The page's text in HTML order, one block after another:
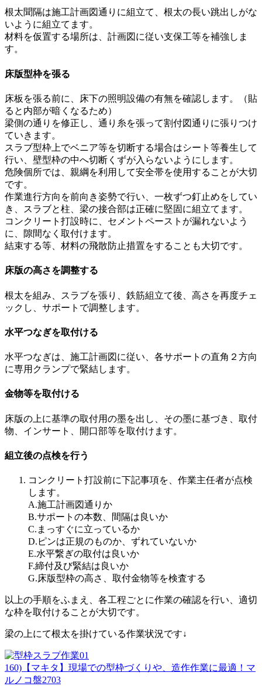
根太聞隔は施工計画図通りに組立て、根太の長い跳出しがな
いように組立てます。
材料を仮置する場所は、計画図に従い支保工等を補強しま
す。
床版型枠を張る
床板を張る前に、床下の照明設備の有無を確認します。（貼
ると内部が暗くなるため）
梁側の通りを修正し、通り糸を張って割付図通りに張りつけ
ていきます。
スラブ型枠上でベニア等を切断する場合はシート等養生して
行い、壁型枠の中へ切断くずが入らないようにします。
危険個所では、親綱を利用して安全帯を使用することが大切
です。
作業進行方向を前向き姿勢で行い、一枚ずつ釘止めをしてい
き、スラブと柱、梁の接合部は正確に堅固に組立てます。
コンクリート打設時に、セメントペーストが漏れないよう
に、隙間なく取付けます。
結束する等、材料の飛散防止措置をすることも大切です。
床版の高さを調整する
根太を組み、スラブを張り、鉄筋組立て後、高さを再度チェ
ックし、サポートで調整します。
水平つなぎを取付ける
水平つなぎは、施工計画図に従い、各サポートの直角２方向
に専用クランプで緊結します。
金物等を取付ける
床版の上に基準の取付用の墨を出し、その墨に基づき、取付
物、インサート、開口部等を取付けます。
組立後の点検を行う
コンクリート打設前に下記事項を、作業主任者が点検
します。
A.施工計画図通りか
B.サポートの本数、間隔は良いか
C.まっすぐに立っているか
D.ピンは正規のものか、ずれていないか
E.水平繋ぎの取付は良いか
F.締付及び緊結は良いか
G.床版型枠の高さ、取付金物等を検査する
以上の手順をふまえ、各工程ごとに作業の確認を行い、適切
な枠を取付けることが大切です。
梁の上にて根太を掛けている作業状況です↓
160)【マキタ】現場での型枠づくりや、造作作業に最適！マ
ルノコ盤2703